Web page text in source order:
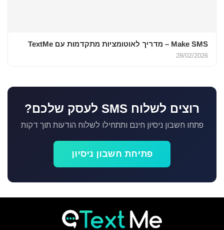
Make SMS – מדריך לאוטומציות מתקדמות עם TextMe
28/02/2026
רוצים לשלוח SMS לעסק שלכם?
פתחו חשבון ניסיון חינם ותתחילו לשלוח הודעות תוך דקות
פתיחת חשבון ניסיון